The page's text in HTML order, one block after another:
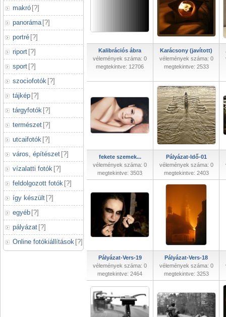
makró [?]
panoráma [?]
portré [?]
riport [?]
sport [?]
szociofotók [?]
tájkép [?]
tárgyfotók [?]
természet [?]
utcaifotók [?]
város, építészet [?]
vízalatti fotók [?]
feldolgozott fotók [?]
így készült [?]
egyéb [?]
pályázat [?]
Online fotókiállítások [?]
Kalibrációs ábra
vélemények száma: 0
megtekintve: 12706
Karácsony (javított)
vélemények száma: 0
megtekintve: 2533
fekete szemek...
vélemények száma: 0
megtekintve: 3503
Pályázat-Idő-01
vélemények száma: 0
megtekintve: 2403
Pályázat-Vers-19
vélemények száma: 0
megtekintve: 2464
Pályázat-Vers-18
vélemények száma: 0
megtekintve: 3253